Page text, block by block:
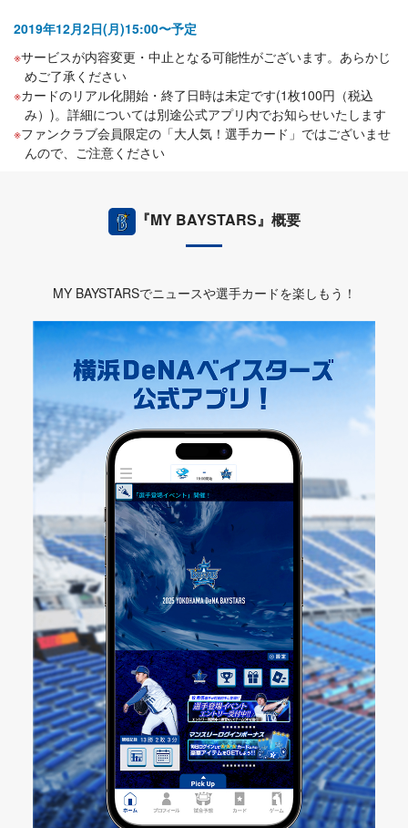
2019年12月2日(月)15:00〜予定
サービスが内容変更・中止となる可能性がございます。あらかじ
めご了承ください
カードのリアル化開始・終了日時は未定です(1枚100円（税込
み）)。詳細については別途公式アプリ内でお知らせいたします
ファンクラブ会員限定の「大人気！選手カード」ではございませ
んので、ご注意ください
『MY BAYSTARS』概要
MY BAYSTARSでニュースや選手カードを楽しもう！